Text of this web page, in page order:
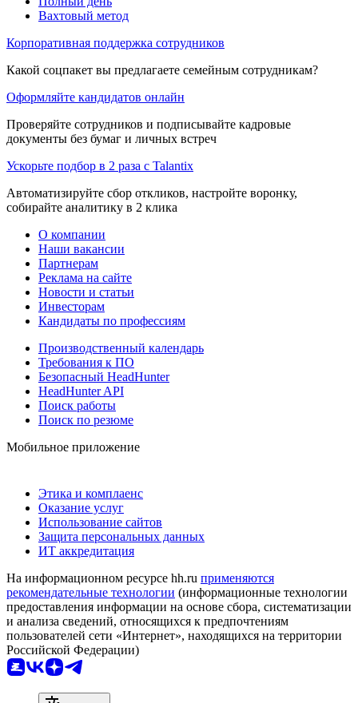
Вахтовый метод
Корпоративная поддержка сотрудников
Какой соцпакет вы предлагаете семейным сотрудникам?
Оформляйте кандидатов онлайн
Проверяйте сотрудников и подписывайте кадровые
документы без бумаг и личных встреч
Ускорьте подбор в 2 раза с Talantix
Автоматизируйте сбор откликов, настройте воронку,
собирайте аналитику в 2 клика
О компании
Наши вакансии
Партнерам
Реклама на сайте
Новости и статьи
Инвесторам
Кандидаты по профессиям
Производственный календарь
Требования к ПО
Безопасный HeadHunter
HeadHunter API
Поиск работы
Поиск по резюме
Мобильное приложение
Этика и комплаенс
Оказание услуг
Использование сайтов
Защита персональных данных
ИТ аккредитация
На информационном ресурсе hh.ru применяются
рекомендательные технологии (информационные технологии
предоставления информации на основе сбора, систематизации
и анализа сведений, относящихся к предпочтениям
пользователей сети «Интернет», находящихся на территории
Российской Федерации)